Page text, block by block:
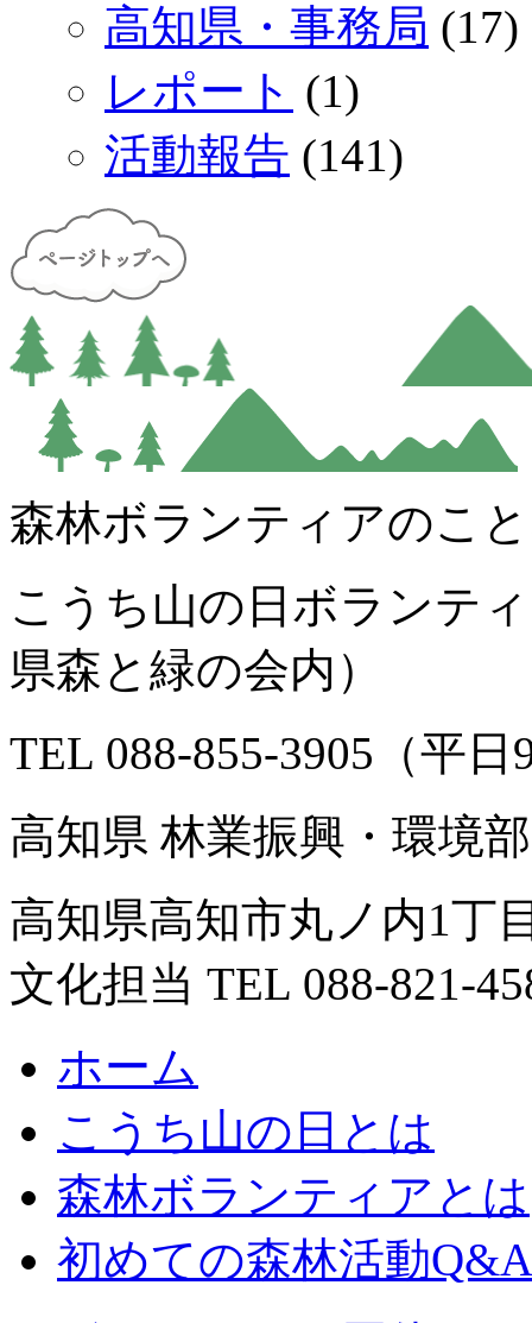
高知県・事務局 (17)
レポート (1)
活動報告 (141)
森林ボランティアのこ
こうち山の日ボランテ
県森と緑の会内）
TEL 088-855-3905（平日
高知県 林業振興・環境
高知県高知市丸ノ内1丁
文化担当 TEL 088-821-
ホーム
こうち山の日とは
森林ボランティアとは
初めての森林活動Q&A